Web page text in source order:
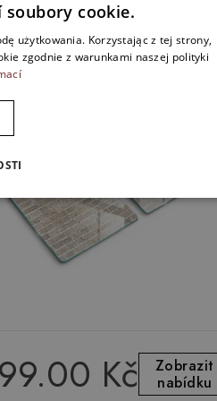
Kč
Zobrazit
nabídku
cookie.
użytkowania. Korzystając z tej strony,
zgodnie z warunkami naszej polityki